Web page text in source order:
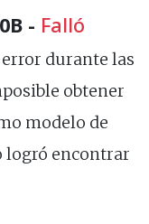
- Falló
durante las
obtener
modelo de
logró encontrar